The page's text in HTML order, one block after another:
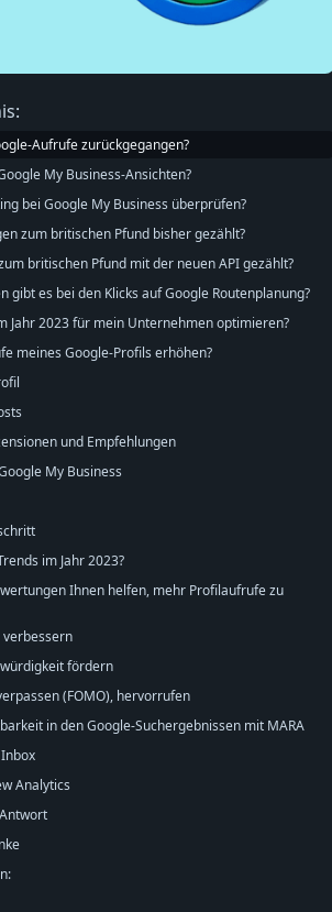
Aufrufe zurückgegangen?
My Business-Ansichten?
bei Google My Business überprüfen?
zum britischen Pfund bisher gezählt?
britischen Pfund mit der neuen API gezählt?
gibt es bei den Klicks auf Google Routenplanung?
Jahr 2023 für mein Unternehmen optimieren?
meines Google-Profils erhöhen?
und Empfehlungen
My Business
im Jahr 2023?
Ihnen helfen, mehr Profilaufrufe zu
verbessern
fördern
(FOMO), hervorrufen
in den Google-Suchergebnissen mit MARA
Analytics